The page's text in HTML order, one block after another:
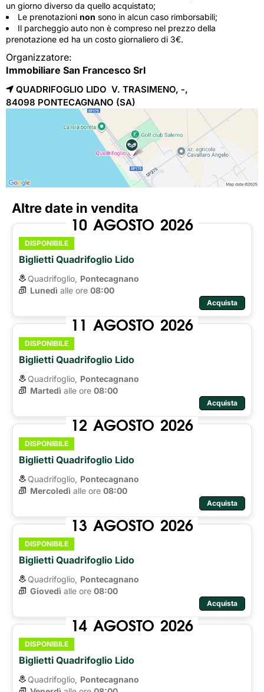
un giorno diverso da quello acquistato;
Le prenotazioni non sono in alcun caso rimborsabili;
Il parcheggio auto non è compreso nel prezzo della
prenotazione ed ha un costo giornaliero di 3€.
Organizzatore:
Immobiliare San Francesco Srl
QUADRIFOGLIO LIDO V. TRASIMENO, -,
84098 PONTECAGNANO (SA)
Altre date in vendita
10 AGOSTO 2026
DISPONIBILE
Biglietti Quadrifoglio Lido
Quadrifoglio, Pontecagnano
Lunedì alle ore 08:00
Acquista
11 AGOSTO 2026
DISPONIBILE
Biglietti Quadrifoglio Lido
Quadrifoglio, Pontecagnano
Martedì alle ore 08:00
Acquista
12 AGOSTO 2026
DISPONIBILE
Biglietti Quadrifoglio Lido
Quadrifoglio, Pontecagnano
Mercoledì alle ore 08:00
Acquista
13 AGOSTO 2026
DISPONIBILE
Biglietti Quadrifoglio Lido
Quadrifoglio, Pontecagnano
Giovedì alle ore 08:00
Acquista
14 AGOSTO 2026
DISPONIBILE
Biglietti Quadrifoglio Lido
Quadrifoglio, Pontecagnano